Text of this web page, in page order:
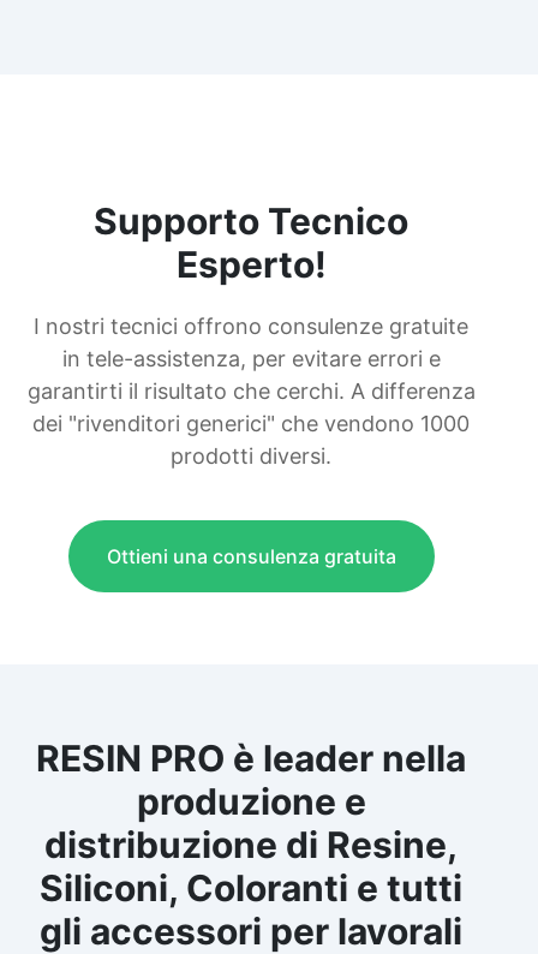
Supporto Tecnico
Esperto!
I nostri tecnici offrono consulenze gratuite
in tele-assistenza, per evitare errori e
garantirti il risultato che cerchi. A differenza
dei "rivenditori generici" che vendono 1000
prodotti diversi.
Ottieni una consulenza gratuita
RESIN PRO è leader nella
produzione e
distribuzione di Resine,
Siliconi, Coloranti e tutti
gli accessori per lavorali